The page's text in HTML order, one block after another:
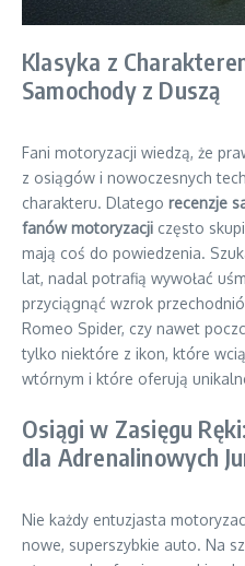
Klasyka z
Samochody z Duszą
Fani motoryzacji wiedzą, że
z osiągów i nowoczesnych
charakteru. Dlatego recenzje
fanów motoryzacji często
mają coś do powiedzenia.
lat, nadal potrafią wywołać
przyciągnąć wzrok
Romeo Spider, czy nawet
tylko niektóre z ikon, które
wtórnym i które oferują
Osiągi w Zasięgu
dla Adrenalinowych
Nie każdy entuzjasta
nowe, superszybkie auto. Na